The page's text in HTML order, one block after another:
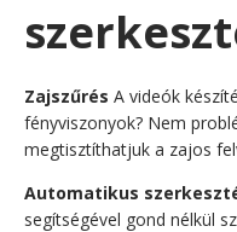
Zajszűrés A videók
fényviszonyok? Nem
megtisztíthatjuk a zajos
Automatikus
segítségével gond nélkül